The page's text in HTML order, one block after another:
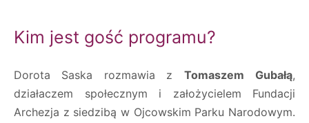
Kim jest gość programu?
Dorota Saska rozmawia z Tomaszem Gubałą,
działaczem społecznym i założycielem Fundacji
Archezja z siedzibą w Ojcowskim Parku Narodowym.